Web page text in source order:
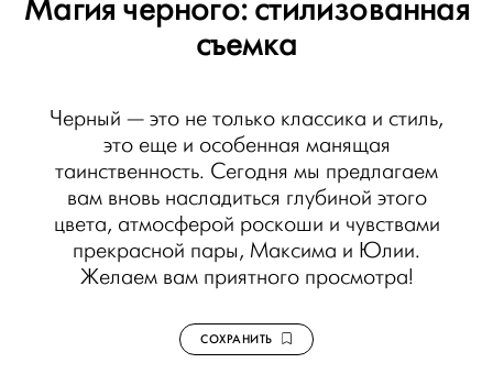
съемка
Черный — это не только классика и стиль,
это еще и особенная манящая
таинственность. Сегодня мы предлагаем
вам вновь насладиться глубиной этого
цвета, атмосферой роскоши и чувствами
прекрасной пары, Максима и Юлии.
Желаем вам приятного просмотра!
СОХРАНИТЬ